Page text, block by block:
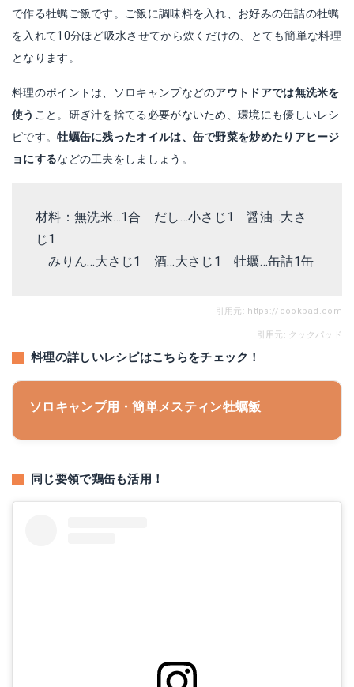
で作る牡蠣ご飯です。ご飯に調味料を入れ、お好みの缶詰の牡蠣
を入れて10分ほど吸水させてから炊くだけの、とても簡単な料理
となります。
料理のポイントは、ソロキャンプなどのアウトドアでは無洗米を
使う こと。研ぎ汁を捨てる必要がないため、環境にも優しいレシ
ピです。牡蠣缶に残ったオイルは、缶で野菜を炒めたりアヒージ
ョにするなどの工夫をしましょう。
材料：無洗米…1合 だし…小さじ1 醤油…大さ
じ1
みりん…大さじ1 酒…大さじ1 牡蠣…缶詰1缶
引用元: https://cookpad.com
引用元: クックパッド
料理の詳しいレシピはこちらをチェック！
ソロキャンプ用・簡単メスティン牡蠣飯
同じ要領で鶏缶も活用！